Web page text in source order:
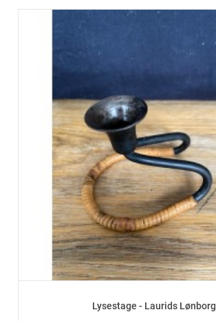
Lysestage - Laurids Lønborg